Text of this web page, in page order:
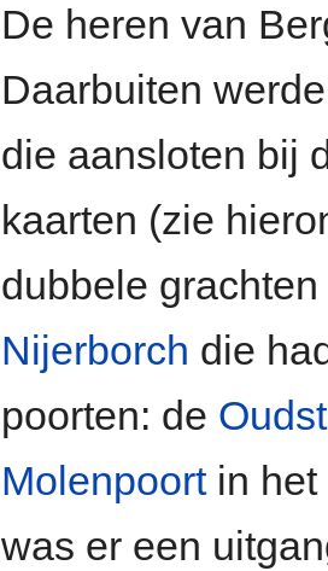
De heren van
Daarbuiten
die aansloten bij
kaarten (zie
dubbele
Nijerborch die
poorten: de
Molenpoortin het
was er een